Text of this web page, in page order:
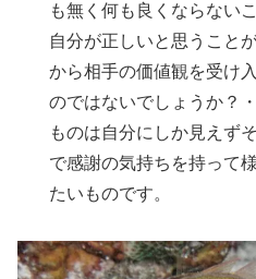
も無く何も良くならない
自分が正しいと思うこと
から相手の価値観を受け
のではないでしょうか？
ものは自分にしか見えず
で感謝の気持ちを持って
たいものです。